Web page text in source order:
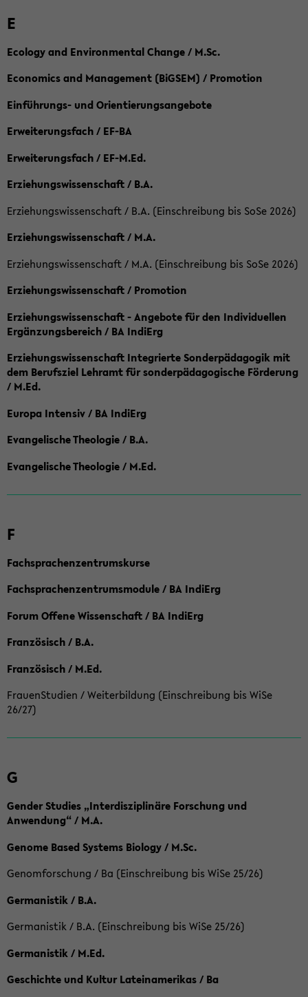
E
Ecology and Environmental Change / M.Sc.
Economics and Management (BiGSEM) / Promotion
Einführungs- und Orientierungsangebote
Erweiterungsfach / EF-BA
Erweiterungsfach / EF-M.Ed.
Erziehungswissenschaft / B.A.
Erziehungswissenschaft / B.A. (Einschreibung bis SoSe 2026)
Erziehungswissenschaft / M.A.
Erziehungswissenschaft / M.A. (Einschreibung bis SoSe 2026)
Erziehungswissenschaft / Promotion
Erziehungswissenschaft - Angebote für den Individuellen
Ergänzungsbereich / BA IndiErg
Erziehungswissenschaft Integrierte Sonderpädagogik mit
dem Berufsziel Lehramt für sonderpädagogische Förderung
/ M.Ed.
Europa Intensiv / BA IndiErg
Evangelische Theologie / B.A.
Evangelische Theologie / M.Ed.
F
Fachsprachenzentrumskurse
Fachsprachenzentrumsmodule / BA IndiErg
Forum Offene Wissenschaft / BA IndiErg
Französisch / B.A.
Französisch / M.Ed.
FrauenStudien / Weiterbildung (Einschreibung bis WiSe
26/27)
G
Gender Studies „Interdisziplinäre Forschung und
Anwendung“ / M.A.
Genome Based Systems Biology / M.Sc.
Genomforschung / Ba (Einschreibung bis WiSe 25/26)
Germanistik / B.A.
Germanistik / B.A. (Einschreibung bis WiSe 25/26)
Germanistik / M.Ed.
Geschichte und Kultur Lateinamerikas / Ba